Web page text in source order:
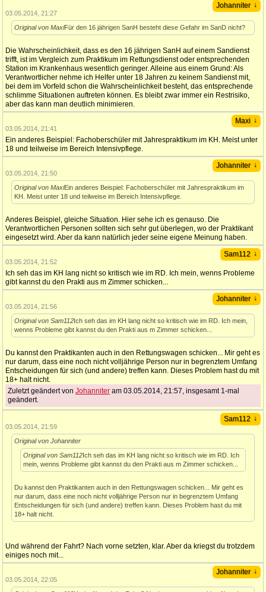
Johanniter ↓
03.05.2014, 21:27
Original von MaxiFür den 16 jährigen SanH besteht diese Gefahr im SanD nicht?
Die Wahrscheinlichkeit, dass es den 16 jährigen SanH auf einem Sandienst
trifft, ist im Vergleich zum Praktikum im Rettungsdienst oder entsprechenden
Station im Krankenhaus wesentlich geringer. Alleine aus einem Grund: Als
Verantwortlicher nehme ich Helfer unter 18 Jahren zu keinem Sandienst mit,
bei dem im Vorfeld schon die Wahrscheinlichkeit besteht, das entsprechende
schlimme Situationen auftreten können. Es bleibt zwar immer ein Restrisiko,
aber das kann man deutlich minimieren.
Maxi ↓
03.05.2014, 21:41
Ein anderes Beispiel: Fachoberschüler mit Jahrespraktikum im KH. Meist unter
18 und teilweise im Bereich Intensivpflege.
Johanniter ↓
03.05.2014, 21:50
Original von MaxiEin anderes Beispiel: Fachoberschüler mit Jahrespraktikum im
KH. Meist unter 18 und teilweise im Bereich Intensivpflege.
Anderes Beispiel, gleiche Situation. Hier sehe ich es genauso. Die
Verantwortlichen Personen sollten sich sehr gut überlegen, wo der Praktikant
eingesetzt wird. Aber da kann natürlich jeder seine eigene Meinung haben.
Sam112 ↓
03.05.2014, 21:52
Ich seh das im KH lang nicht so kritisch wie im RD. Ich mein, wenns Probleme
gibt kannst du den Prakti aus m Zimmer schicken...
Johanniter ↓
03.05.2014, 21:56
Original von Sam112Ich seh das im KH lang nicht so kritisch wie im RD. Ich mein,
wenns Probleme gibt kannst du den Prakti aus m Zimmer schicken...
Du kannst den Praktikanten auch in den Rettungswagen schicken... Mir geht es
nur darum, dass eine noch nicht volljährige Person nur in begrenztem Umfang
Entscheidungen für sich (und andere) treffen kann. Dieses Problem hast du mit
18+ halt nicht.
Zuletzt geändert von Johanniter am 03.05.2014, 21:57, insgesamt 1-mal
geändert.
Sam112 ↓
03.05.2014, 21:59
Original von Johanniter
Original von Sam112Ich seh das im KH lang nicht so kritisch wie im RD. Ich
mein, wenns Probleme gibt kannst du den Prakti aus m Zimmer schicken...
Du kannst den Praktikanten auch in den Rettungswagen schicken... Mir geht es
nur darum, dass eine noch nicht volljährige Person nur in begrenztem Umfang
Entscheidungen für sich (und andere) treffen kann. Dieses Problem hast du mit
18+ halt nicht.
Und während der Fahrt? Nach vorne setzten, klar. Aber da kriegst du trotzdem
einiges noch mit...
Johanniter ↓
03.05.2014, 22:05